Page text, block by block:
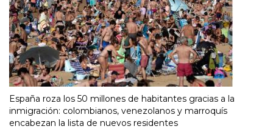
España roza los 50 millones de habitantes gracias a la
inmigración: colombianos, venezolanos y marroquís
encabezan la lista de nuevos residentes